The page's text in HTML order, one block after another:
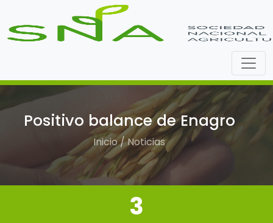
Positivo balance de Enagro
Inicio / Noticias
3